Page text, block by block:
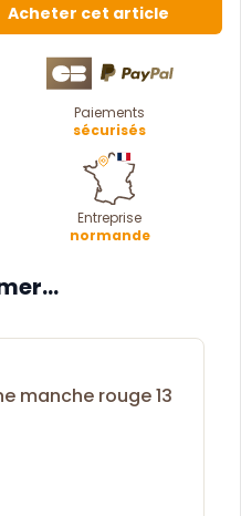
Acheter cet article
Paiements
sécurisés
Entreprise
normande
manche rouge 13